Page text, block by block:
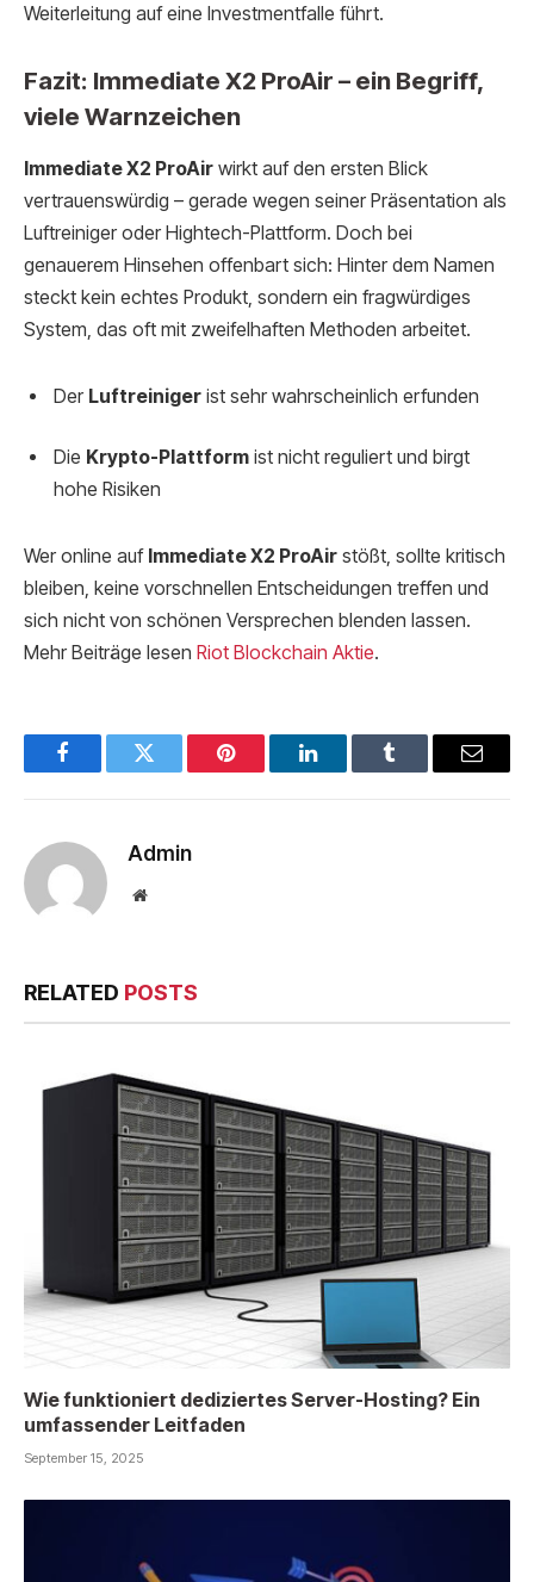
Weiterleitung auf eine Investmentfalle führt.
Fazit: Immediate X2 ProAir – ein Begriff,
viele Warnzeichen
Immediate X2 ProAir wirkt auf den ersten Blick
vertrauenswürdig – gerade wegen seiner Präsentation als
Luftreiniger oder Hightech-Plattform. Doch bei
genauerem Hinsehen offenbart sich: Hinter dem Namen
steckt kein echtes Produkt, sondern ein fragwürdiges
System, das oft mit zweifelhaften Methoden arbeitet.
Der Luftreiniger ist sehr wahrscheinlich erfunden
Die Krypto-Plattform ist nicht reguliert und birgt
hohe Risiken
Wer online auf Immediate X2 ProAir stößt, sollte kritisch
bleiben, keine vorschnellen Entscheidungen treffen und
sich nicht von schönen Versprechen blenden lassen.
Mehr Beiträge lesen Riot Blockchain Aktie.
FacebookTwitter Pinterest LinkedInTumblr Email
Admin
Website
RELATED POSTS
Wie funktioniert dediziertes Server-Hosting? Ein
umfassender Leitfaden
September 15, 2025